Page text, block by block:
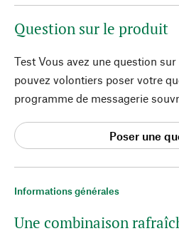
Informations générales
Une combinaison
Question sur le produit
Test Vous avez une question
pouvez volontiers poser votre
programme de messagerie
Poser une